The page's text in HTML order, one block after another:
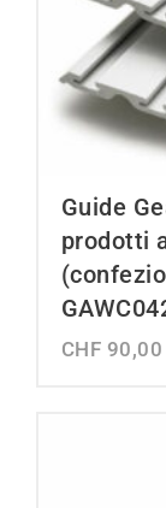
Guide
prodotti
CHF 90,00